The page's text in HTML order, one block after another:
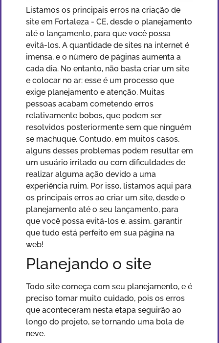
Listamos os principais erros na criação de
site em Fortaleza - CE, desde o planejamento
até o lançamento, para que você possa
evitá-los. A quantidade de sites na internet é
imensa, e o número de páginas aumenta a
cada dia. No entanto, não basta criar um site
e colocar no ar: esse é um processo que
exige planejamento e atenção. Muitas
pessoas acabam cometendo erros
relativamente bobos, que podem ser
resolvidos posteriormente sem que ninguém
se machuque. Contudo, em muitos casos,
alguns desses problemas podem resultar em
um usuário irritado ou com dificuldades de
realizar alguma ação devido a uma
experiência ruim. Por isso, listamos aqui para
os principais erros ao criar um site, desde o
planejamento até o seu lançamento, para
que você possa evitá-los e, assim, garantir
que tudo está perfeito em sua página na
web!
Planejando o site
Todo site começa com seu planejamento, e é
preciso tomar muito cuidado, pois os erros
que aconteceram nesta etapa seguirão ao
longo do projeto, se tornando uma bola de
neve.